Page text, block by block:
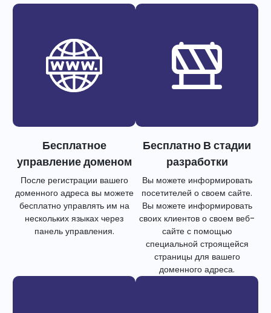
Бесплатное
управление доменом
После регистрации вашего
доменного адреса вы можете
бесплатно управлять им на
нескольких языках через
панель управления.
Бесплатно В стадии
разработки
Вы можете информировать
посетителей о своем сайте.
Вы можете информировать
своих клиентов о своем веб-
сайте с помощью
специальной строящейся
страницы для вашего
доменного адреса.